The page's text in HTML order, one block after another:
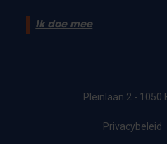
Ik doe mee
Pleinlaan 2 - 1050
Privacybeleid